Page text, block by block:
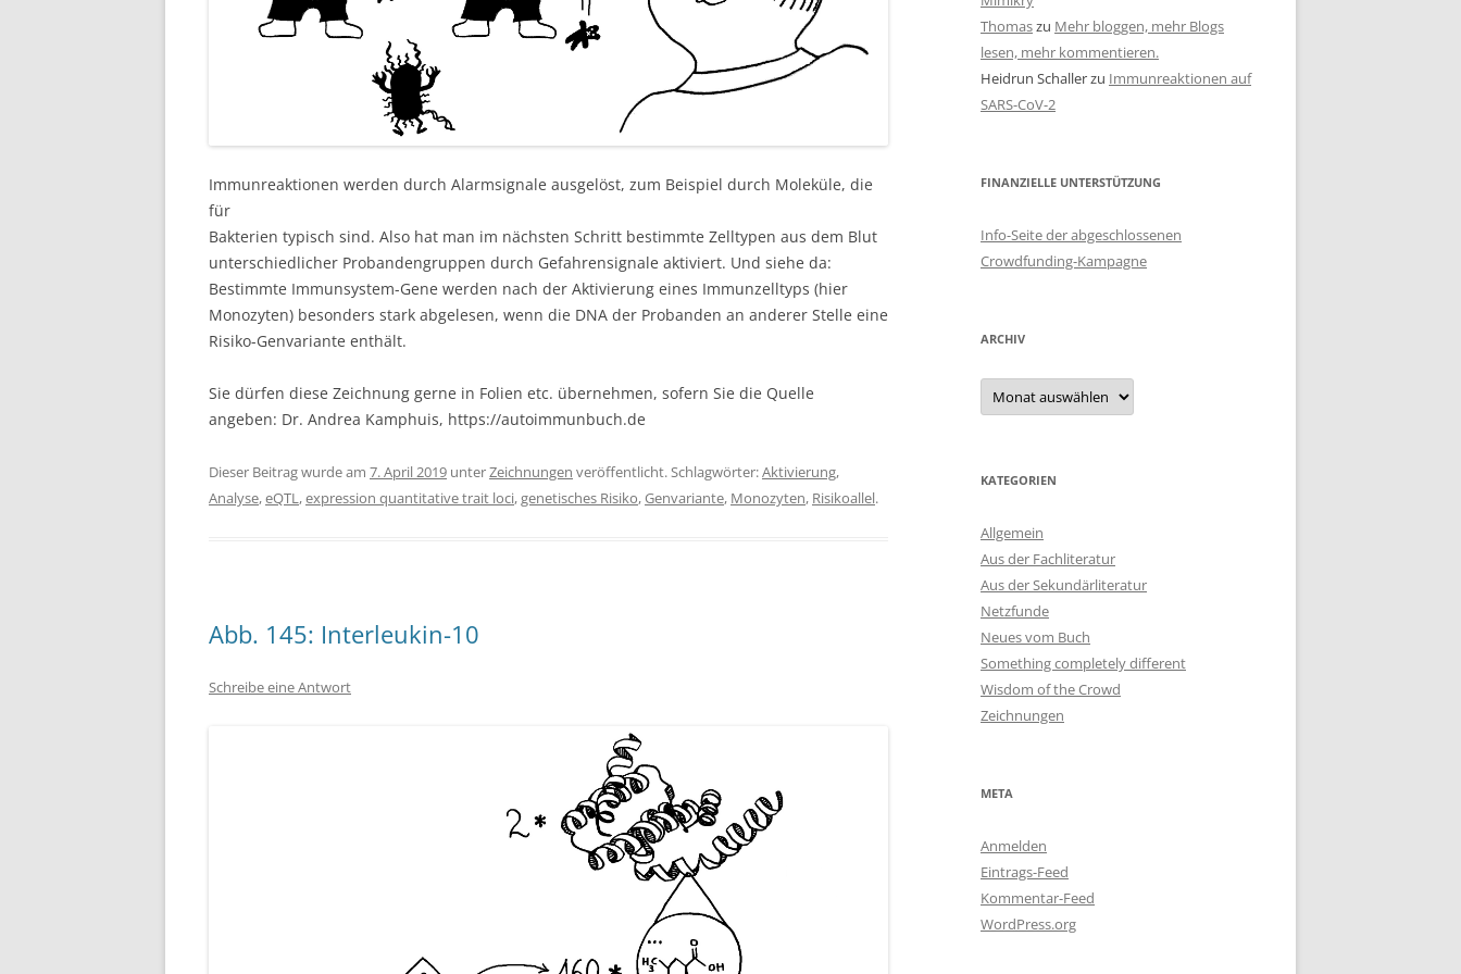
Immunreaktionen werden durch Alarmsignale ausgelöst, zum Beispiel durch Moleküle, die
für
Bakterien typisch sind. Also hat man im nächsten Schritt bestimmte Zelltypen aus dem Blut
unterschiedlicher Probandengruppen durch Gefahrensignale aktiviert. Und siehe da:
Bestimmte Immunsystem-Gene werden nach der Aktivierung eines Immunzelltyps (hier
Monozyten) besonders stark abgelesen, wenn die DNA der Probanden an anderer Stelle eine
Risiko-Genvariante enthält.
Sie dürfen diese Zeichnung gerne in Folien etc. übernehmen, sofern Sie die Quelle
angeben: Dr. Andrea Kamphuis, https://autoimmunbuch.de
Dieser Beitrag wurde am 7. April 2019 unterZeichnungen veröffentlicht. Schlagwörter:Aktivierung,
Analyse,eQTL,expression quantitative trait loci,genetisches Risiko,Genvariante, Monozyten, Risikoallel.
Abb. 145: Interleukin-10
Schreibe eine Antwort
Thomaszu Mehr bloggen, mehr Blogs
lesen, mehr kommentieren.
Heidrun Schallerzu Immunreaktionen auf
SARS-CoV-2
FINANZIELLE UNTERSTÜTZUNG
Info-Seite der abgeschlossenen
Crowdfunding-Kampagne
ARCHIV
Archiv
KATEGORIEN
Allgemein
Aus der Fachliteratur
Aus der Sekundärliteratur
Netzfunde
Neues vom Buch
Something completely different
Wisdom of the Crowd
Zeichnungen
META
Anmelden
Eintrags-Feed
Kommentar-Feed
WordPress.org